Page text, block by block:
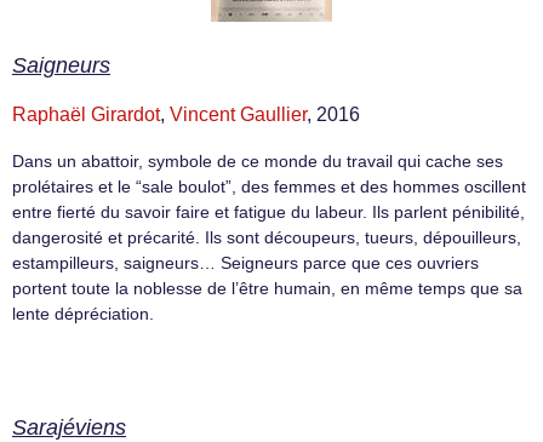
Saigneurs
Raphaël Girardot, Vincent Gaullier, 2016
Dans un abattoir, symbole de ce monde du travail qui cache ses
prolétaires et le “sale boulot”, des femmes et des hommes oscillent
entre fierté du savoir faire et fatigue du labeur. Ils parlent pénibilité,
dangerosité et précarité. Ils sont découpeurs, tueurs, dépouilleurs,
estampilleurs, saigneurs… Seigneurs parce que ces ouvriers
portent toute la noblesse de l’être humain, en même temps que sa
lente dépréciation.
Sarajéviens